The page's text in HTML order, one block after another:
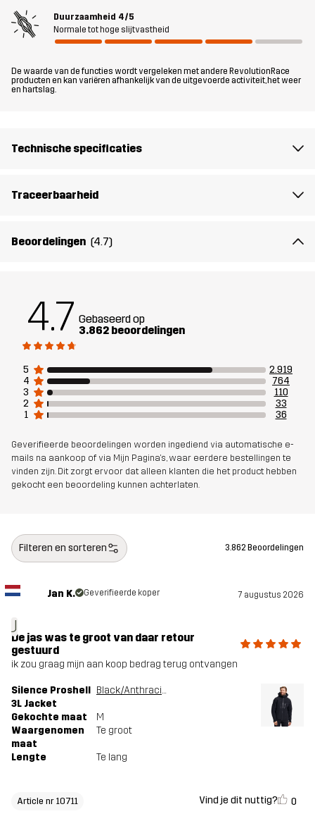
tot warme temperaturen.
Pasvorm
Polyester
Membraan
Waterkolom: 20 000 mm
Ademend vermogen: 10 000 g/m²/24h
Gewicht 741g in maat Medium
Ontworpen
WANDELEN ALLROUND
Artikelnummer 10711_4130
Duurzaamheid 4/5
Normale tot hoge slijtvastheid
De waarde van de functies wordt vergeleken met andere RevolutionRace
producten en kan variëren afhankelijk van de uitgevoerde activiteit, het weer
en hartslag.
Technische specificaties
Traceerbaarheid
Beoordelingen (4.7)
4.7 Gebaseerd op
3.862 beoordelingen
5
2.919
4
764
3
110
2
33
1
36
Geverifieerde beoordelingen worden ingediend via automatische e-
mails na aankoop of via Mijn Pagina's, waar eerdere bestellingen te
vinden zijn. Dit zorgt ervoor dat alleen klanten die het product hebben
gekocht een beoordeling kunnen achterlaten.
Filteren en sorteren 3.862 Beoordelingen
J
Jan K. Geverifieerde koper 7 augustus 2026
De jas was te groot van daar retour
gestuurd
ik zou graag mijn aan koop bedrag terug ontvangen
Silence Proshell
3L Jacket
Black/Anthracite
Gekochte maat
M
Waargenomen
maat
Te groot
Lengte Te lang
Article nr 10711 Vind je dit nuttig? 0